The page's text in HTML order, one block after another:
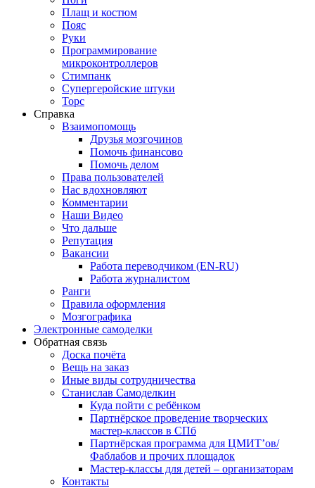
Плащ и костюм
Пояс
Руки
Программирование
микроконтроллеров
Стимпанк
Супергеройские штуки
Торс
Справка
Взаимопомощь
Друзья мозгочинов
Помочь финансово
Помочь делом
Права пользователей
Нас вдохновляют
Комментарии
Наши Видео
Что дальше
Репутация
Вакансии
Работа переводчиком (EN-RU)
Работа журналистом
Ранги
Правила оформления
Мозгографика
Электронные самоделки
Обратная связь
Доска почёта
Вещь на заказ
Иные виды сотрудничества
Станислав Самоделкин
Куда пойти с ребёнком
Партнёрское проведение творческих
мастер-классов в СПб
Партнёрская программа для ЦМИТ’ов/
Фаблабов и прочих площадок
Мастер-классы для детей – организаторам
Контакты